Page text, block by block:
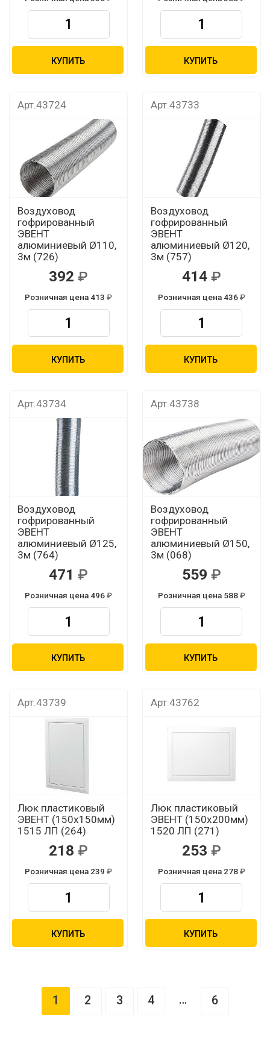
КУПИТЬ КУПИТЬ
Арт.43724
Воздуховод
гофрированный
ЭВЕНТ
алюминиевый Ø110,
3м (726)
392
Розничная цена 413
КУПИТЬ
Арт.43733
Воздуховод
гофрированный
ЭВЕНТ
алюминиевый Ø120,
3м (757)
414
Розничная цена 436
КУПИТЬ
Арт.43734
Воздуховод
гофрированный
ЭВЕНТ
алюминиевый Ø125,
3м (764)
471
Розничная цена 496
КУПИТЬ
Арт.43738
Воздуховод
гофрированный
ЭВЕНТ
алюминиевый Ø150,
3м (068)
559
Розничная цена 588
КУПИТЬ
Арт.43739
Люк пластиковый
ЭВЕНТ (150х150мм)
1515 ЛП (264)
218
Розничная цена 239
КУПИТЬ
Арт.43762
Люк пластиковый
ЭВЕНТ (150х200мм)
1520 ЛП (271)
253
Розничная цена 278
КУПИТЬ
1 2 3 4 … 6